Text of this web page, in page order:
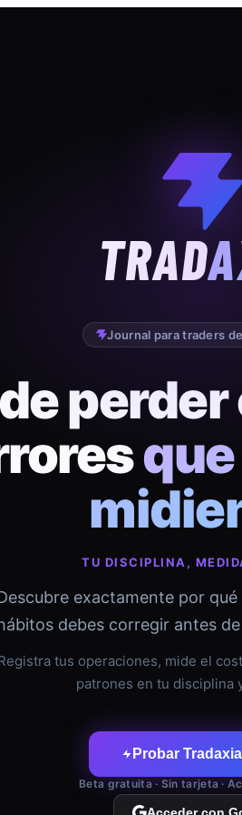
TRAD
Journal para traders
TU DISCIPLINA,
exactamente por
debes corregir antes
tus operaciones, mide el
patrones en tu disciplina
Probar
Beta gratuita · Sin tarjeta ·